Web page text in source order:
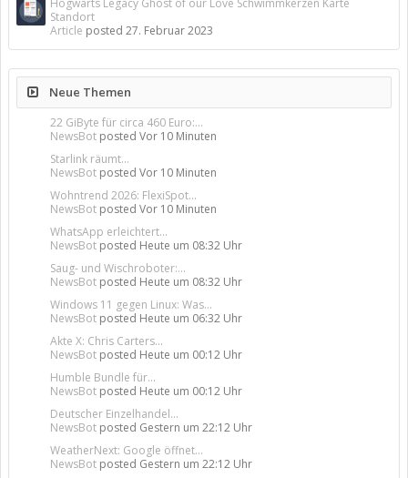
Hogwarts Legacy Ghost of our Love Schwimmkerzen Karte
Standort
Article posted 27. Februar 2023
Neue Themen
22 GiByte für circa 460 Euro:...
NewsBot posted Vor 10 Minuten
Starlink räumt...
NewsBot posted Vor 10 Minuten
Wohntrend 2026: FlexiSpot...
NewsBot posted Vor 10 Minuten
WhatsApp erleichtert...
NewsBot posted Heute um 08:32 Uhr
Saug- und Wischroboter:...
NewsBot posted Heute um 08:32 Uhr
Windows 11 gegen Linux: Was...
NewsBot posted Heute um 06:32 Uhr
Akte X: Chris Carters...
NewsBot posted Heute um 00:12 Uhr
Humble Bundle für...
NewsBot posted Heute um 00:12 Uhr
Deutscher Einzelhandel...
NewsBot posted Gestern um 22:12 Uhr
WeatherNext: Google öffnet...
NewsBot posted Gestern um 22:12 Uhr